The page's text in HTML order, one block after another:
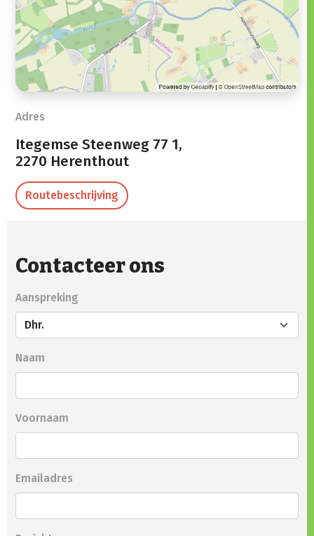
Adres
Itegemse Steenweg 77 1,
2270 Herenthout
Routebeschrijving
Contacteer ons
Aanspreking
Naam
Voornaam
Emailadres